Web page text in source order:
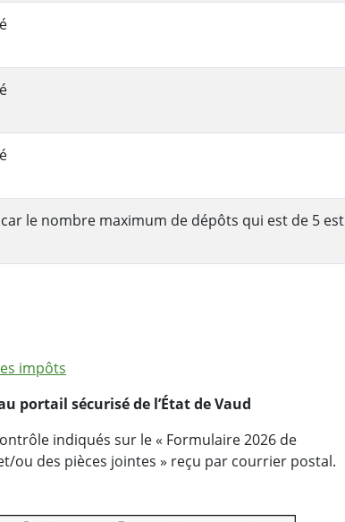
le nombre maximum de dépôts qui est de 5 est
impôts
portail sécurisé de l’État de Vaud
indiqués sur le « Formulaire 2026 de
ou des pièces jointes » reçu par courrier postal.